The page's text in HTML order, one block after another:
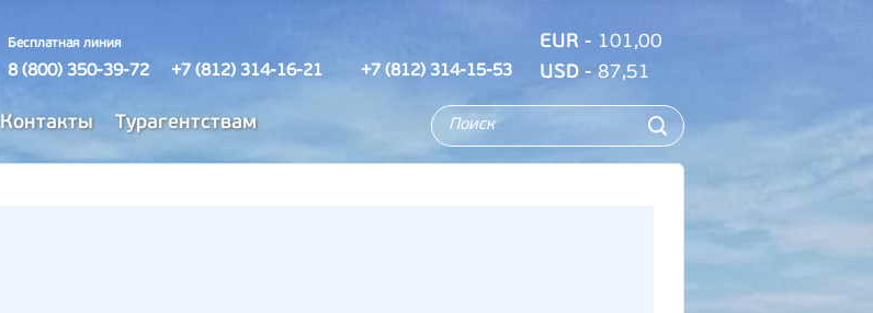
Бесплатная линия
8 (800) 350-39-72 +7 (812) 314-16-21 +7 (812) 314-15-53
EUR - 101,00
USD - 87,51
Контакты Турагентствам